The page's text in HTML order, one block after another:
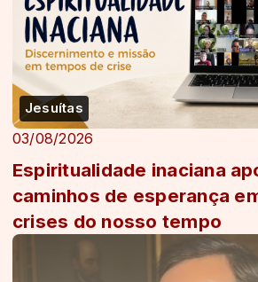
Jesuítas
03/08/2026
Espiritualidade inaciana
caminhos de esperança
crises do nosso tempo